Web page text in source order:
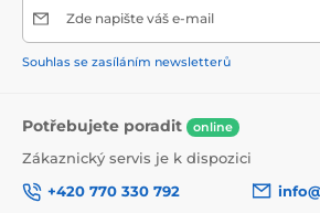
Prodyšná vnější vrstva chrání
mokrem
Měkká a prodyšná vnitřní vrstva
Zde napište váš e-mail
Souhlas se zasíláním newsletterů
Potřebujete poradit online
Zákaznický servis je k dispozici
+420 770 330 792